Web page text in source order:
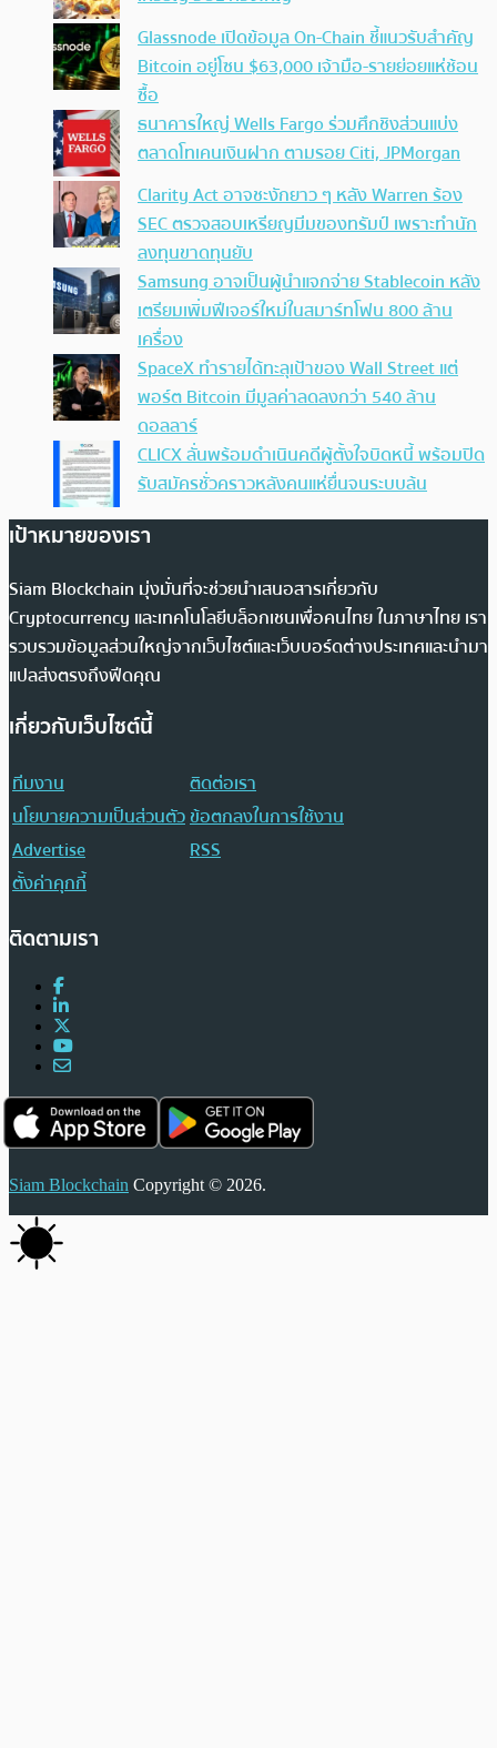
Glassnode เปิดข้อมูล On-Chain ชี้แนวรับสำคัญ
Bitcoin อยู่โซน $63,000 เจ้ามือ-รายย่อยแห่ช้อน
ซื้อ
ธนาคารใหญ่ Wells Fargo ร่วมศึกชิงส่วนแบ่ง
ตลาดโทเคนเงินฝาก ตามรอย Citi, JPMorgan
Clarity Act อาจชะงักยาว ๆ หลัง Warren ร้อง
SEC ตรวจสอบเหรียญมีมของทรัมป์ เพราะทำนัก
ลงทุนขาดทุนยับ
Samsung อาจเป็นผู้นำแจกจ่าย Stablecoin หลัง
เตรียมเพิ่มฟีเจอร์ใหม่ในสมาร์ทโฟน 800 ล้าน
เครื่อง
SpaceX ทำรายได้ทะลุเป้าของ Wall Street แต่
พอร์ต Bitcoin มีมูลค่าลดลงกว่า 540 ล้าน
ดอลลาร์
CLICX ลั่นพร้อมดำเนินคดีผู้ตั้งใจบิดหนี้ พร้อมปิด
รับสมัครชั่วคราวหลังคนแห่ยื่นจนระบบล้น
เป้าหมายของเรา
Siam Blockchain มุ่งมั่นที่จะช่วยนำเสนอสารเกี่ยวกับ
Cryptocurrency และเทคโนโลยีบล็อกเชนเพื่อคนไทย ในภาษาไทย เรา
รวบรวมข้อมูลส่วนใหญ่จากเว็บไซต์และเว็บบอร์ดต่างประเทศและนำมา
แปลส่งตรงถึงฟีดคุณ
เกี่ยวกับเว็บไซต์นี้
ทีมงาน
ติดต่อเรา
นโยบายความเป็นส่วนตัวข้อตกลงในการใช้งาน
Advertise
RSS
ตั้งค่าคุกกี้
ติดตามเรา
Siam Blockchain Copyright © 2026.